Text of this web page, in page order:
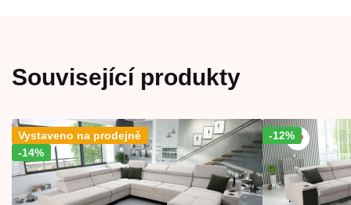
Související produkty
Sleva!
-14%
Vystaveno na prodejně Sleva!
-12%